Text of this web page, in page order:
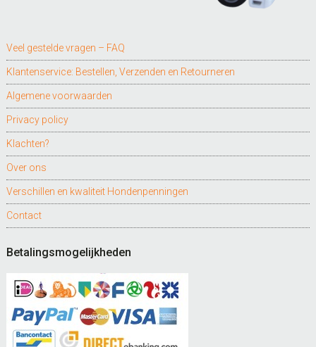
Veel gestelde vragen – FAQ
Klantenservice: Bestellen, Verzenden en Retourneren
Algemene voorwaarden
Privacy policy
Klachten?
Over ons
Verschillen en kwaliteit Hondenpenningen
Contact
Betalingsmogelijkheden